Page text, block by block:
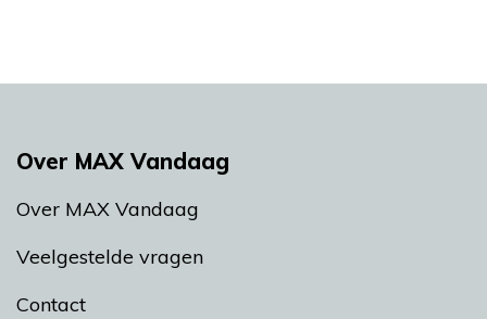
Over MAX Vandaag
Over MAX Vandaag
Veelgestelde vragen
Contact